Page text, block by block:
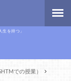
を持つ」
での授業）